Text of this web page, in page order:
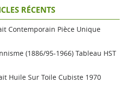
RÉCENTS
Contemporain Pièce Unique
(1886/95-1966) Tableau HST
Huile Sur Toile Cubiste 1970